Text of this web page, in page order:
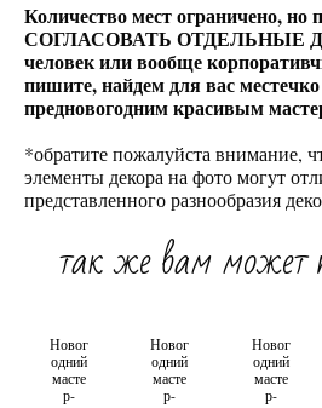
Количество мест ограничено,
СОГЛАСОВАТЬ ОТДЕЛЬНЫЕ
человек или вообще
пишите, найдем для вас
предновогодним красивым
*обратите пожалуйста внимание,
элементы декора на фото могут
представленного разнообразия
так же вам может
Новог
одний
масте
р-
Новог
одний
масте
р-
Новог
одний
масте
р-